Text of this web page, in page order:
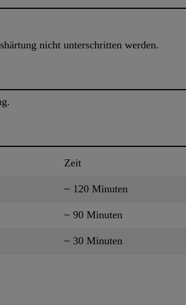
nicht unterschritten werden.
Zeit
~ 120 Minuten
~ 90 Minuten
~ 30 Minuten